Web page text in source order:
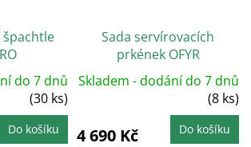
do 7 dnů
(30 ks)
Do košíku
Sada servírovacích
prkének OFYR
Skladem - dodání do 7 dnů
(8 ks)
4 690 Kč Do košíku